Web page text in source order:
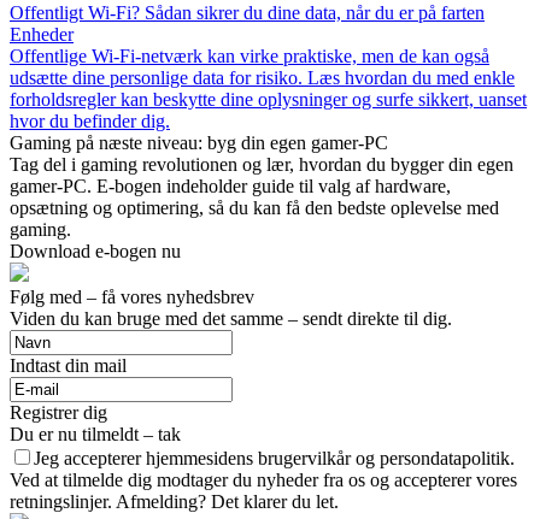
Offentligt Wi-Fi? Sådan sikrer du dine data, når du er på farten
Enheder
Offentlige Wi-Fi-netværk kan virke praktiske, men de kan også
udsætte dine personlige data for risiko. Læs hvordan du med enkle
forholdsregler kan beskytte dine oplysninger og surfe sikkert, uanset
hvor du befinder dig.
Gaming på næste niveau: byg din egen gamer-PC
Tag del i gaming revolutionen og lær, hvordan du bygger din egen
gamer-PC. E-bogen indeholder guide til valg af hardware,
opsætning og optimering, så du kan få den bedste oplevelse med
gaming.
Download e-bogen nu
Følg med – få vores nyhedsbrev
Viden du kan bruge med det samme – sendt direkte til dig.
Indtast din mail
Registrer dig
Du er nu tilmeldt – tak
Jeg accepterer hjemmesidens brugervilkår og persondatapolitik.
Ved at tilmelde dig modtager du nyheder fra os og accepterer vores
retningslinjer. Afmelding? Det klarer du let.